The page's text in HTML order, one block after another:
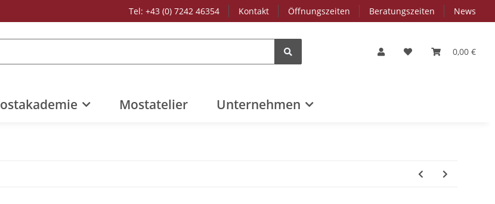
Tel: +43 (0) 7242 46354 Kontakt Öffnungszeiten Beratungszeiten News
0,00 €
Mostatelier Unternehmen